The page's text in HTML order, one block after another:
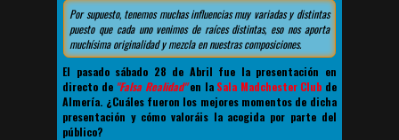
Por supuesto, tenemos muchas influencias muy variadas y distintas
puesto que cada uno venimos de raíces distintas, eso nos aporta
muchísima originalidad y mezcla en nuestras composiciones.
El pasado sábado 28 de Abril fue la presentación en
directo de "Falsa Realidad"en la Sala Madchester Club de
Almería. ¿Cuáles fueron los mejores momentos de dicha
presentación y cómo valoráis la acogida por parte del
público?